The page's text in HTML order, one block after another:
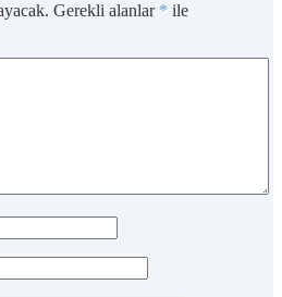
Gerekli alanlar * ile